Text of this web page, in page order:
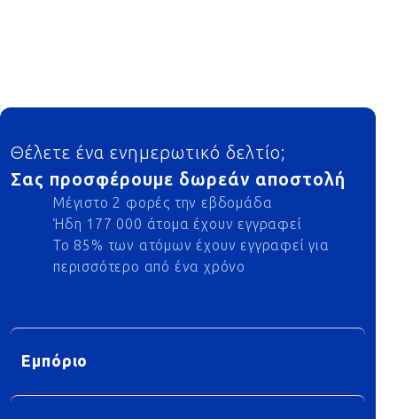
Footer
Θέλετε ένα ενημερωτικό δελτίο;
Σας προσφέρουμε δωρεάν αποστολή
Μέγιστο 2 φορές την εβδομάδα
Ήδη 177 000 άτομα έχουν εγγραφεί
Το 85% των ατόμων έχουν εγγραφεί για
περισσότερο από ένα χρόνο
Εμπόριο